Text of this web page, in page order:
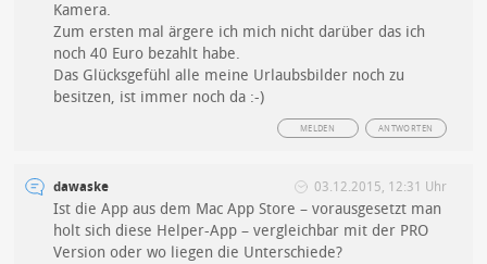
Kamera.
Zum ersten mal ärgere ich mich nicht darüber das ich
noch 40 Euro bezahlt habe.
Das Glücksgefühl alle meine Urlaubsbilder noch zu
besitzen, ist immer noch da :-)
ANTWORTEN
MELDEN
dawaske 03.12.2015, 12:31 Uhr
Ist die App aus dem Mac App Store – vorausgesetzt man
holt sich diese Helper-App – vergleichbar mit der PRO
Version oder wo liegen die Unterschiede?